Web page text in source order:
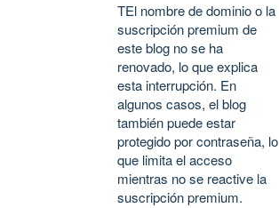
TEl nombre de dominio o la
suscripción premium de
este blog no se ha
renovado, lo que explica
esta interrupción. En
algunos casos, el blog
también puede estar
protegido por contraseña, lo
que limita el acceso
mientras no se reactive la
suscripción premium.